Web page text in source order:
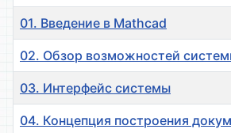
01. Введение в Mathcad
02. Обзор возможностей
03. Интерфейс системы
04. Концепция построения